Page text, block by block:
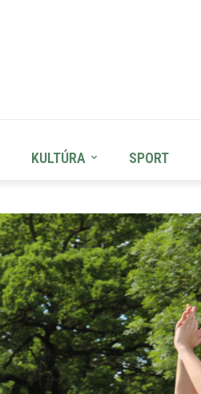
KULTÚRA SPORT